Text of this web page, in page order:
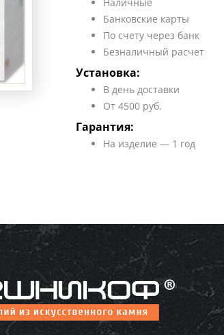
Банковские карты
По счету через банк
Безналичный расчет
Установка:
В день доставки
От 4500 руб.
Гарантия:
На изделие — 1 год